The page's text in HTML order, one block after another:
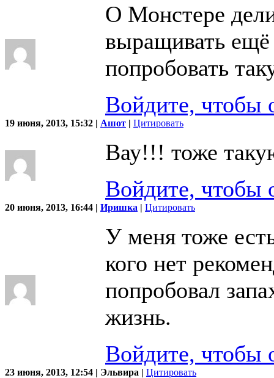
О Монстере
выращивать ещё
попробовать
Войдите, чтобы
19 июня, 2013, 15:32 | Ашот | Цитировать
Вау!!! тоже
Войдите, чтобы
20 июня, 2013, 16:44 | Иришка | Цитировать
У меня тоже
кого нет
попробовал
жизнь.
Войдите, чтобы
23 июня, 2013, 12:54 | Эльвира | Цитировать